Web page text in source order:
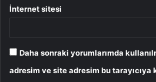
İnternet sitesi
Daha sonraki yorumlarımda
adresim ve site adresim bu tarayıcıya